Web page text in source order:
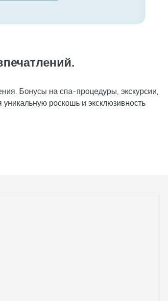
Бонусы на спа-процедуры, экскурсии,
роскошь и эксклюзивность